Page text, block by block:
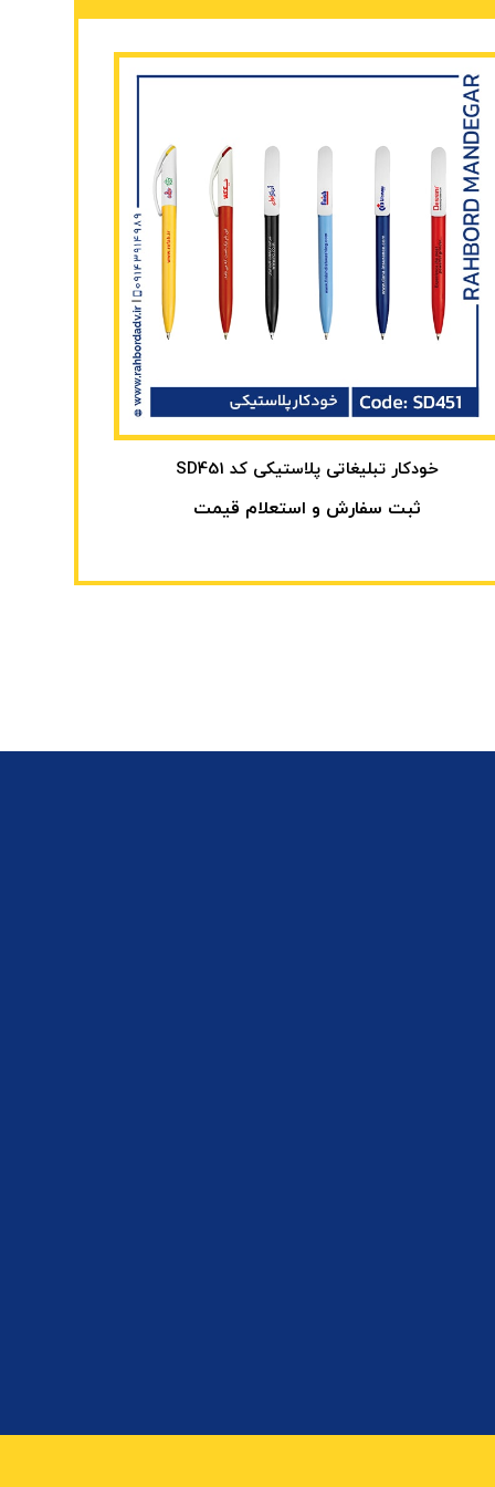
خودکار تبلیغاتی پلاستیکی کد SD451
ثبت سفارش و استعلام قیمت